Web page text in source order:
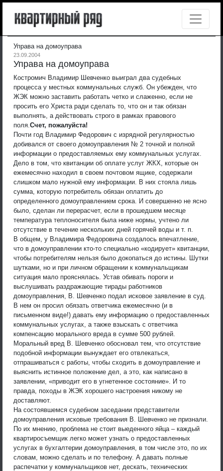
Управа на домоуправа
23.09.2004
Управа на домоуправа
Костромич Владимир Шевченко выиграл два судебных
процесса у местных коммунальных служб. Он убежден, что
ЖЭК можно заставить работать четко и слаженно, если не
просить его Христа ради сделать то, что он и так обязан
выполнять, а действовать строго в рамках правового
поля. Счет, пожалуйста!
Почти год Владимир Федорович с изрядной регулярностью
добивался от своего домоуправления № 2 точной и полной
информации о предоставляемых ему коммунальных услугах.
Дело в том, что квитанции об оплате услуг ЖКХ, которые он
ежемесячно находил в своем почтовом ящике, содержали
слишком мало нужной ему информации. В них стояла лишь
сумма, которую потребитель обязан оплатить до
определенного домоуправлением срока. И совершенно не ясно
было, сделан ли перерасчет, если в прошедшем месяце
температура теплоносителя была ниже нормы, учтено ли
отсутствие в течение нескольких дней горячей воды и т. п.
В общем, у Владимира Федоровича создалось впечатление,
что в домоуправлении кто-то специально «кодирует» квитанции,
чтобы потребителям нельзя было докопаться до истины. Шутки
шутками, но и при личном обращении к коммунальщикам
ситуация мало прояснялась. Устав обивать пороги и
выслушивать раздражающие тирады работников
домоуправления, В. Шевченко подал исковое заявление в суд.
В нем он просил обязать ответчика ежемесячно (и в
письменном виде!) давать ему информацию о предоставленных
коммунальных услугах, а также взыскать с ответчика
компенсацию морального вреда в сумме 500 рублей.
Моральный вред В. Шевченко обосновал тем, что отсутствие
подобной информации вынуждает его отвлекаться,
отпрашиваться с работы, чтобы сходить в домоуправление и
выяснить истинное положение дел, а это, как написано в
заявлении, «приводит его в угнетенное состояние». И то
правда, походы в ЖЭК хорошего настроения никому не
доставляют.
На состоявшемся судебном заседании представители
домоуправления исковые требования В. Шевченко не признали.
По их мнению, проблема не стоит выеденного яйца – каждый
квартиросъемщик легко может узнать о предоставленных
услугах в бухгалтерии домоуправления, в том числе это, по их
словам, можно сделать и по телефону. А давать полные
распечатки у коммунальщиков нет, дескать, технических